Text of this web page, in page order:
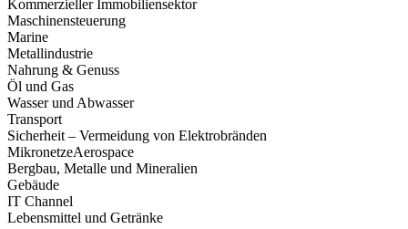
Kommerzieller Immobiliensektor
Maschinensteuerung
Marine
Metallindustrie
Nahrung & Genuss
Öl und Gas
Wasser und Abwasser
Transport
Sicherheit – Vermeidung von Elektrobränden
MikronetzeAerospace
Bergbau, Metalle und Mineralien
Gebäude
IT Channel
Lebensmittel und Getränke